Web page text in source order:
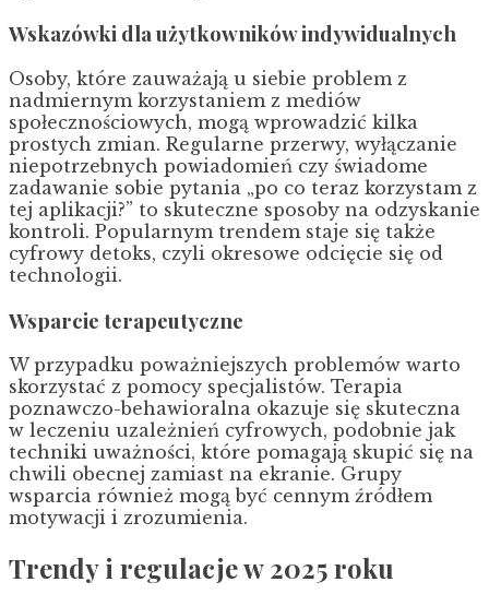
Wskazówki dla użytkowników indywidualnych
Osoby, które zauważają u siebie problem z
nadmiernym korzystaniem z mediów
społecznościowych, mogą wprowadzić kilka
prostych zmian. Regularne przerwy, wyłączanie
niepotrzebnych powiadomień czy świadome
zadawanie sobie pytania „po co teraz korzystam z
tej aplikacji?” to skuteczne sposoby na odzyskanie
kontroli. Popularnym trendem staje się także
cyfrowy detoks, czyli okresowe odcięcie się od
technologii.
Wsparcie terapeutyczne
W przypadku poważniejszych problemów warto
skorzystać z pomocy specjalistów. Terapia
poznawczo-behawioralna okazuje się skuteczna
w leczeniu uzależnień cyfrowych, podobnie jak
techniki uważności, które pomagają skupić się na
chwili obecnej zamiast na ekranie. Grupy
wsparcia również mogą być cennym źródłem
motywacji i zrozumienia.
Trendy i regulacje w 2025 roku